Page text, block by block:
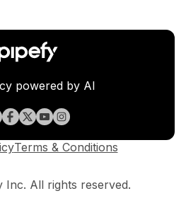
powered by AI
Inc. All rights reserved.
Terms & Conditions